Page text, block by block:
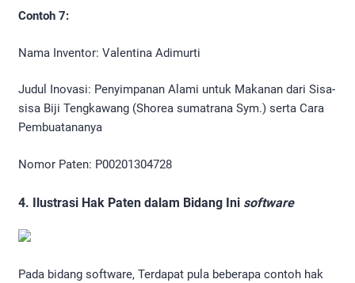
Contoh 7:
Nama Inventor: Valentina Adimurti
Judul Inovasi: Penyimpanan Alami untuk Makanan dari Sisa-
sisa Biji Tengkawang (Shorea sumatrana Sym.) serta Cara
Pembuatananya
Nomor Paten: P00201304728
4. Ilustrasi Hak Paten dalam Bidang Ini software
Pada bidang software, Terdapat pula beberapa contoh hak